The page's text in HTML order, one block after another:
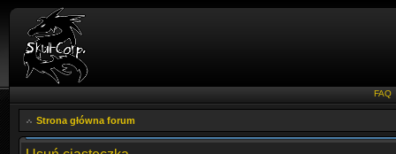
FAQ
Strona główna forum